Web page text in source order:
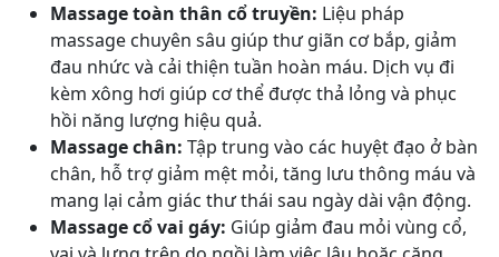
Massage toàn thân cổ truyền: Liệu pháp
massage chuyên sâu giúp thư giãn cơ bắp, giảm
đau nhức và cải thiện tuần hoàn máu. Dịch vụ đi
kèm xông hơi giúp cơ thể được thả lỏng và phục
hồi năng lượng hiệu quả.
Massage chân: Tập trung vào các huyệt đạo ở bàn
chân, hỗ trợ giảm mệt mỏi, tăng lưu thông máu và
mang lại cảm giác thư thái sau ngày dài vận động.
Massage cổ vai gáy: Giúp giảm đau mỏi vùng cổ,